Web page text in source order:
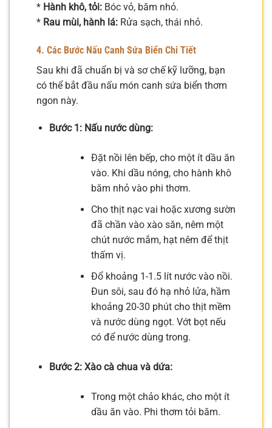
* Hành khô, tỏi: Bóc vỏ, băm nhỏ.
* Rau mùi, hành lá: Rửa sạch, thái nhỏ.
4. Các Bước Nấu Canh Sứa Biển Chi Tiết
Sau khi đã chuẩn bị và sơ chế kỹ lưỡng, bạn
có thể bắt đầu nấu món canh sứa biển thơm
ngon này.
Bước 1: Nấu nước dùng:
Đặt nồi lên bếp, cho một ít dầu ăn
vào. Khi dầu nóng, cho hành khô
băm nhỏ vào phi thơm.
Cho thịt nạc vai hoặc xương sườn
đã chần vào xào săn, nêm một
chút nước mắm, hạt nêm để thịt
thấm vị.
Đổ khoảng 1-1.5 lít nước vào nồi.
Đun sôi, sau đó hạ nhỏ lửa, hầm
khoảng 20-30 phút cho thịt mềm
và nước dùng ngọt. Vớt bọt nếu
có để nước dùng trong.
Bước 2: Xào cà chua và dứa:
Trong một chảo khác, cho một ít
dầu ăn vào. Phi thơm tỏi băm.